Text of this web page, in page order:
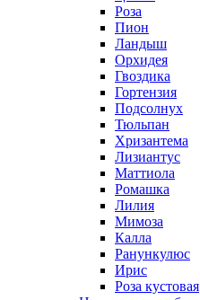
Роза
Пион
Ландыш
Орхидея
Гвоздика
Гортензия
Подсолнух
Тюльпан
Хризантема
Лизиантус
Маттиола
Ромашка
Лилия
Мимоза
Калла
Ранункулюс
Ирис
Роза кустовая